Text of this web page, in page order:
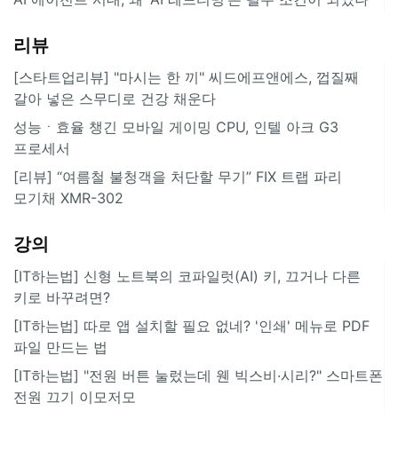
리뷰
[스타트업리뷰] "마시는 한 끼" 씨드에프앤에스, 껍질째
갈아 넣은 스무디로 건강 채운다
성능ㆍ효율 챙긴 모바일 게이밍 CPU, 인텔 아크 G3
프로세서
[리뷰] “여름철 불청객을 처단할 무기” FIX 트랩 파리
모기채 XMR-302
강의
[IT하는법] 신형 노트북의 코파일럿(AI) 키, 끄거나 다른
키로 바꾸려면?
[IT하는법] 따로 앱 설치할 필요 없네? '인쇄' 메뉴로 PDF
파일 만드는 법
[IT하는법] "전원 버튼 눌렀는데 웬 빅스비·시리?" 스마트폰
전원 끄기 이모저모